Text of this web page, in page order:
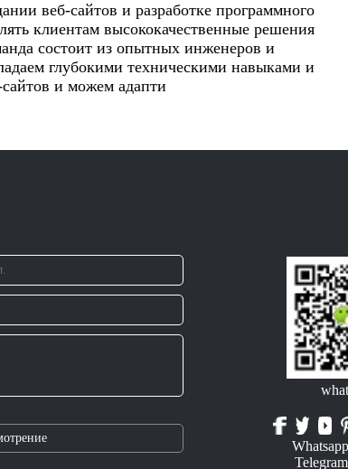
веб-сайтов и разработке программного
клиентам высококачественные решения
состоит из опытных инженеров и
глубокими техническими навыками и
и можем адапти